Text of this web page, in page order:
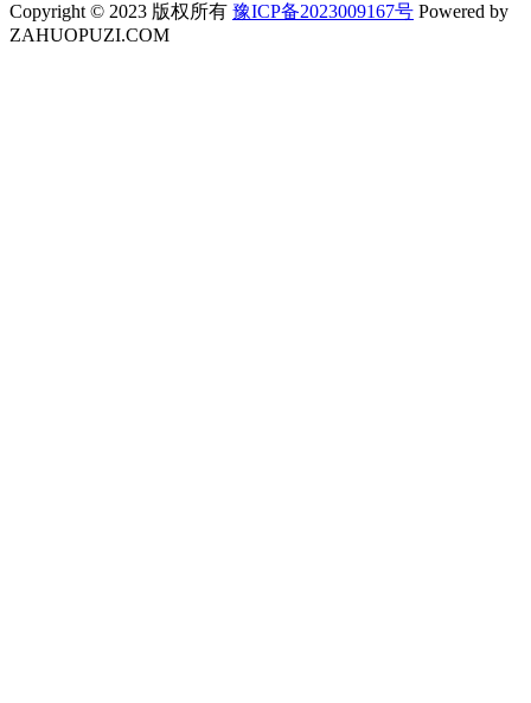
Copyright © 2023 版权所有 豫ICP备2023009167号 Powered by
ZAHUOPUZI.COM